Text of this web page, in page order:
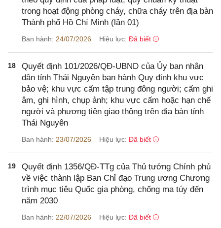
trong hoạt động phòng cháy, chữa cháy trên địa bàn
Thành phố Hồ Chí Minh (lần 01)
Ban hành: 24/07/2026 Hiệu lực: Đã biết
18
Quyết định 101/2026/QĐ-UBND của Ủy ban nhân
dân tỉnh Thái Nguyên ban hành Quy định khu vực
bảo vệ; khu vực cấm tập trung đông người; cấm ghi
âm, ghi hình, chụp ảnh; khu vực cấm hoặc hạn chế
người và phương tiện giao thông trên địa bàn tỉnh
Thái Nguyên
Ban hành: 23/07/2026 Hiệu lực: Đã biết
19
Quyết định 1356/QĐ-TTg của Thủ tướng Chính phủ
về việc thành lập Ban Chỉ đạo Trung ương Chương
trình mục tiêu Quốc gia phòng, chống ma túy đến
năm 2030
Ban hành: 22/07/2026 Hiệu lực: Đã biết